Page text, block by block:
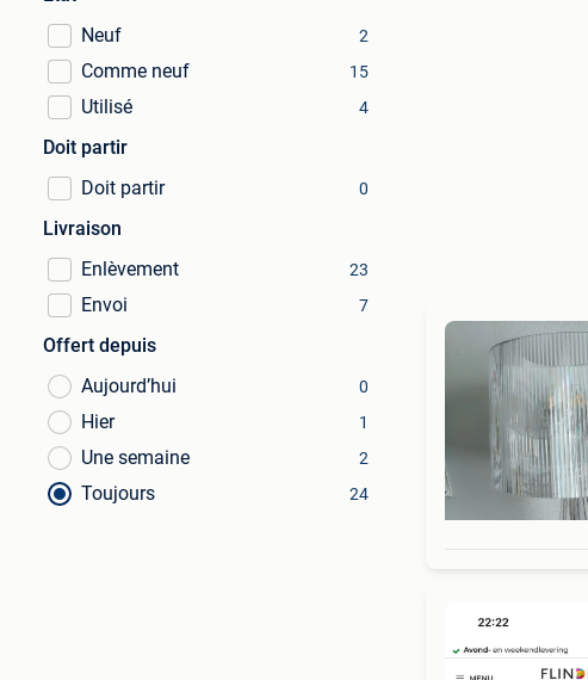
Neuf
2
Comme neuf 15
Utilisé 4
Doit partir
Doit partir
0
Livraison
Enlèvement
23
Envoi 7
Offert depuis
Aujourd’hui
0
Hier 1
Une semaine 2
Toujours 24